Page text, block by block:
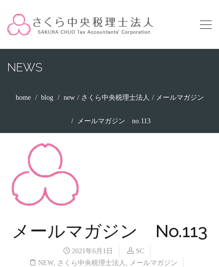
NEWS
home blog new さくら中央税理士法人 メールマガジン
メールマガジン no.113
メールマガジン No.113
2021年6月1日
SC
NEW, さくら中央税理士法人 , メールマガジン